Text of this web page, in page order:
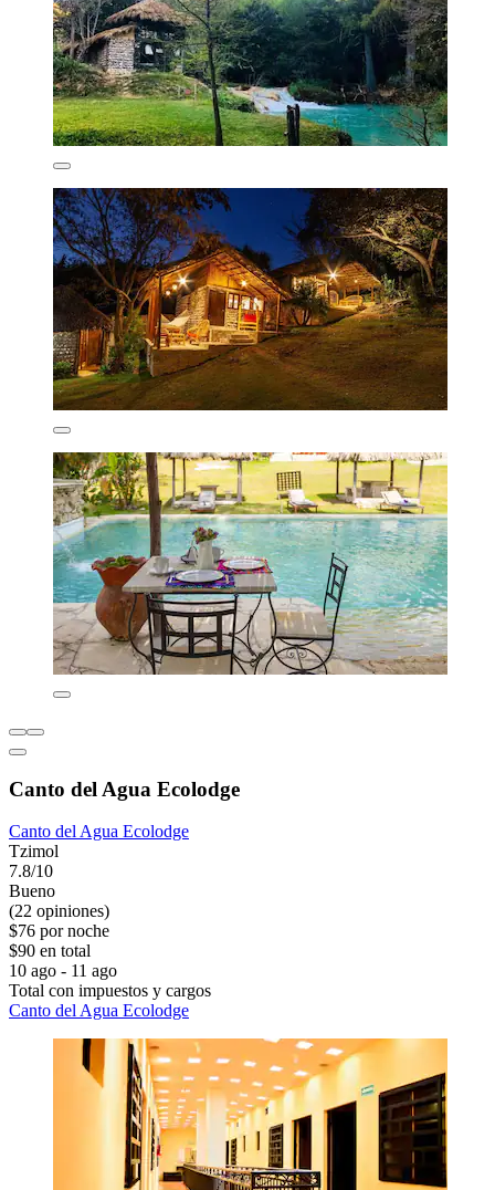
Canto del Agua Ecolodge
Canto del Agua Ecolodge
Tzimol
7.8/10
Bueno
(22 opiniones)
$76 por noche
$90 en total
10 ago - 11 ago
Total con impuestos y cargos
Canto del Agua Ecolodge